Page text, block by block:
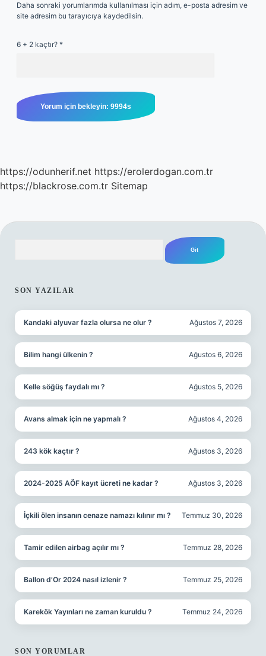
Daha sonraki yorumlarımda kullanılması için adım, e-posta adresim ve
site adresim bu tarayıcıya kaydedilsin.
6 + 2 kaçtır? *
https://odunherif.net https://erolerdogan.com.tr
https://blackrose.com.tr Sitemap
SON YAZILAR
Kandaki alyuvar fazla olursa ne olur ? Ağustos 7, 2026
Bilim hangi ülkenin ? Ağustos 6, 2026
Kelle söğüş faydalı mı ? Ağustos 5, 2026
Avans almak için ne yapmalı ? Ağustos 4, 2026
243 kök kaçtır ? Ağustos 3, 2026
2024-2025 AÖF kayıt ücreti ne kadar ? Ağustos 3, 2026
İçkili ölen insanın cenaze namazı kılınır mı ? Temmuz 30, 2026
Tamir edilen airbag açılır mı ? Temmuz 28, 2026
Ballon d’Or 2024 nasıl izlenir ? Temmuz 25, 2026
Karekök Yayınları ne zaman kuruldu ? Temmuz 24, 2026
SON YORUMLAR